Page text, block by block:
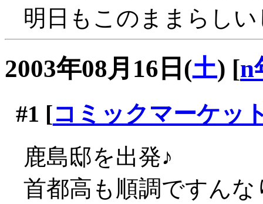
明日もこのままらし
2003年08月16日(土) [n
#1 [コミックマーケッ
鹿島邸を出発♪
首都高も順調ですん